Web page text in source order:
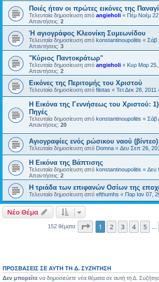
Ποιές ήταν οι πρώτες εικόνες της
Τελευταία δημοσίευση από angieholi « Πέμ Νοέμ
Απαντήσεις: 2
Ή αγιογράφος Κλεονίκη Συμεωνίδου
Τελευταία δημοσίευση από konstantinoupolitis « Σάβ
Απαντήσεις: 3
"Κύριος Παντοκράτωρ"
Τελευταία δημοσίευση από angieholi « Κυρ Μαρ 25,
Απαντήσεις: 2
Εικόνες της Περιτομής του Χριστού
Τελευταία δημοσίευση από filotas « Τετ Δεκ 28, 2011
Η Εικόνα της Γεννήσεως του Χριστού:
Πηγές
Τελευταία δημοσίευση από konstantinoupolitis « Σάβ
Απαντήσεις: 20
Αγιογραφίες ενός ρώσικου ναού (βίντεο)
Τελευταία δημοσίευση από Domna « Δευ Σεπ 26,
Η Εικόνα της Βάπτισης
Τελευταία δημοσίευση από konstantinoupolitis « Δευ
Απαντήσεις: 2
Η τριάδα των επιφανών Οσίων της
Τελευταία δημοσίευση από efthumhs « Παρ Ιαν 07,
Νέο Θέμα
152 θέματα Σελίδα από7
1 2 3 4 5
ΠΡΟΣΒΆΣΕΙΣ ΣΕ ΑΥΤΉ ΤΗ Δ. ΣΥΖΉΤΗΣΗ
Δεν μπορείτε να δημοσιεύετε νέα θέματα σε αυτή τη Δ.